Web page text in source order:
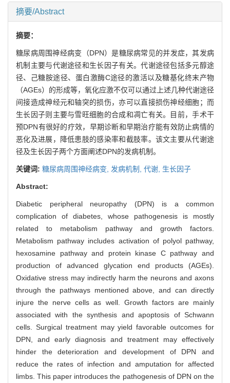
摘要/Abstract
摘要：
糖尿病周围神经病变（DPN）是糖尿病常见的并发症，其发病
机制主要与代谢途径和生长因子有关。代谢途径包括多元醇途
径、己糖胺途径、蛋白激酶C途径的激活以及糖基化终末产物
（AGEs）的形成等，氧化应激不仅可以通过上述几种代谢途径
间接造成神经元和轴突的损伤，亦可以直接损伤神经细胞；而
生长因子则主要与雪旺细胞的合成和凋亡有关。目前，手术干
预DPN有很好的疗效，早期诊断和早期治疗能有效防止病情的
恶化及进展，降低患肢的感染率和截肢率。该文主要从代谢途
径及生长因子两个方面阐述DPN的发病机制。
关键词: 糖尿病周围神经病变, 发病机制, 代谢, 生长因子
Abstract:
Diabetic peripheral neuropathy (DPN) is a common
complication of diabetes, whose pathogenesis is mostly
related to metabolism pathway and growth factors.
Metabolism pathway includes activation of polyol pathway,
hexosamine pathway and protein kinase C pathway and
production of advanced glycation end products (AGEs).
Oxidative stress may indirectly harm the neurons and axons
through the pathways mentioned above, and can directly
injure the nerve cells as well. Growth factors are mainly
associated with the synthesis and apoptosis of Schwann
cells. Surgical treatment may yield favorable outcomes for
DPN, and early diagnosis and treatment may effectively
hinder the deterioration and development of DPN and
reduce the rates of infection and amputation for affected
limbs. This paper introduces the pathogenesis of DPN on the